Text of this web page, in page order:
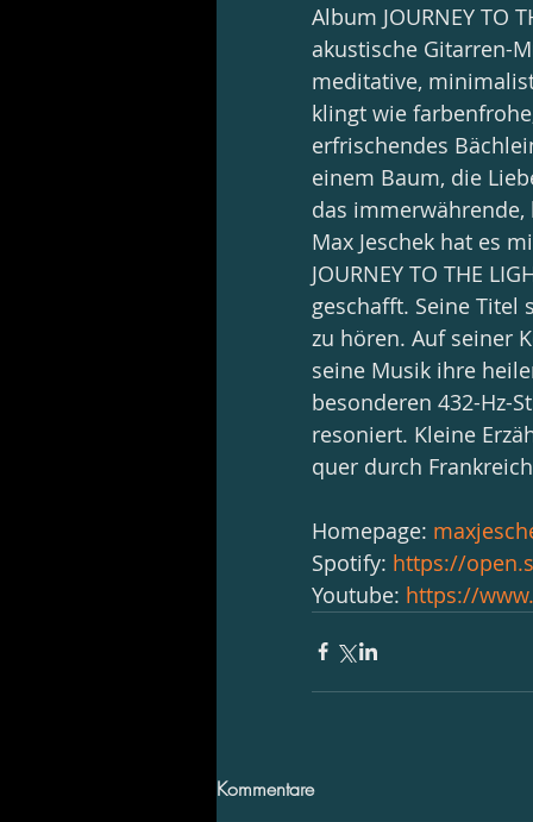
Album JOURNEY TO
akustische Gitarren-
meditative,
klingt wie
erfrischendes
einem Baum, die
das immerwährende,
Max Jeschek hat es
JOURNEY TO THE
geschafft. Seine
zu hören. Auf seiner
seine Musik ihre
besonderen 432-Hz-
resoniert. Kleine
quer durch
Homepage:
Spotify: https://
Youtube: https://
Kommentare